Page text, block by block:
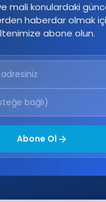
mali konulardaki
haberdar olmak
abone olun.
Abone Ol